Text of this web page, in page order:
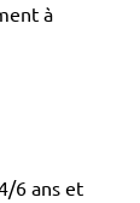
à
6 ans et